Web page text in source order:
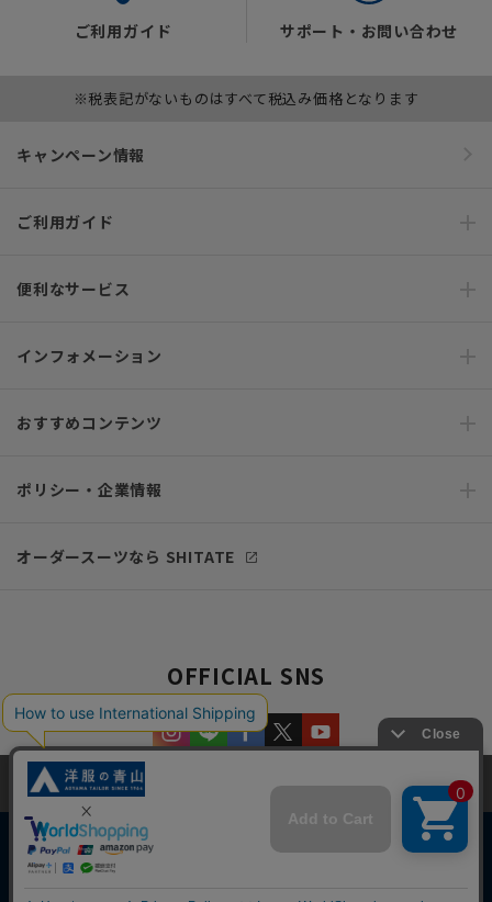
ご利用ガイド サポート・お問い合わせ
※税表記がないものはすべて税込み価格となります
キャンペーン情報
ご利用ガイド
便利なサービス
インフォメーション
おすすめコンテンツ
ポリシー・企業情報
オーダースーツなら SHITATE
OFFICIAL SNS
当サイトでは、快適な閲覧体験とコンテンツ改善のためにCookieを使用
しています。閲覧を続けることで、Cookieの使用に同意したものとみな
します。詳細については